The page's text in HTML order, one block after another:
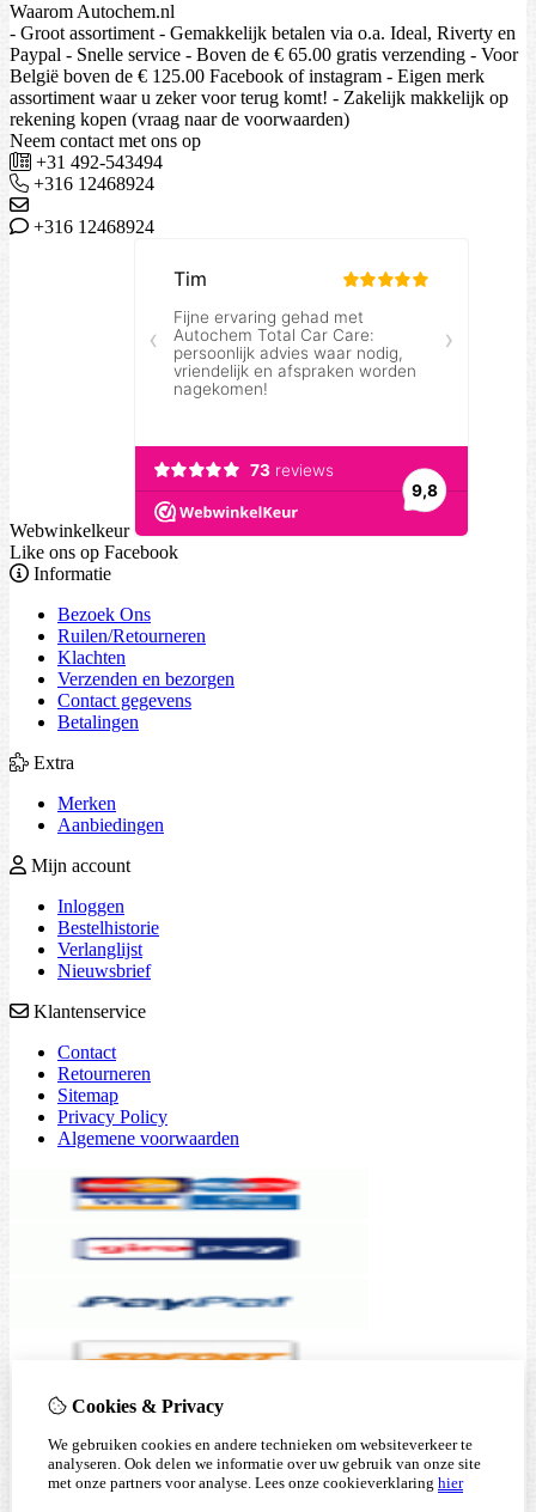
Waarom Autochem.nl
- Groot assortiment - Gemakkelijk betalen via o.a. Ideal, Riverty en
Paypal - Snelle service - Boven de € 65.00 gratis verzending - Voor
België boven de € 125.00 Facebook of instagram - Eigen merk
assortiment waar u zeker voor terug komt! - Zakelijk makkelijk op
rekening kopen (vraag naar de voorwaarden)
Neem contact met ons op
+31 492-543494
+316 12468924
+316 12468924
Webwinkelkeur
Like ons op Facebook
Informatie
Bezoek Ons
Ruilen/Retourneren
Klachten
Verzenden en bezorgen
Contact gegevens
Betalingen
Extra
Merken
Aanbiedingen
Mijn account
Inloggen
Bestelhistorie
Verlanglijst
Nieuwsbrief
Klantenservice
Contact
Retourneren
Sitemap
Privacy Policy
Algemene voorwaarden
Cookies & Privacy
We gebruiken cookies en andere technieken om websiteverkeer te
analyseren. Ook delen we informatie over uw gebruik van onze site
met onze partners voor analyse. Lees onze cookieverklaring hier